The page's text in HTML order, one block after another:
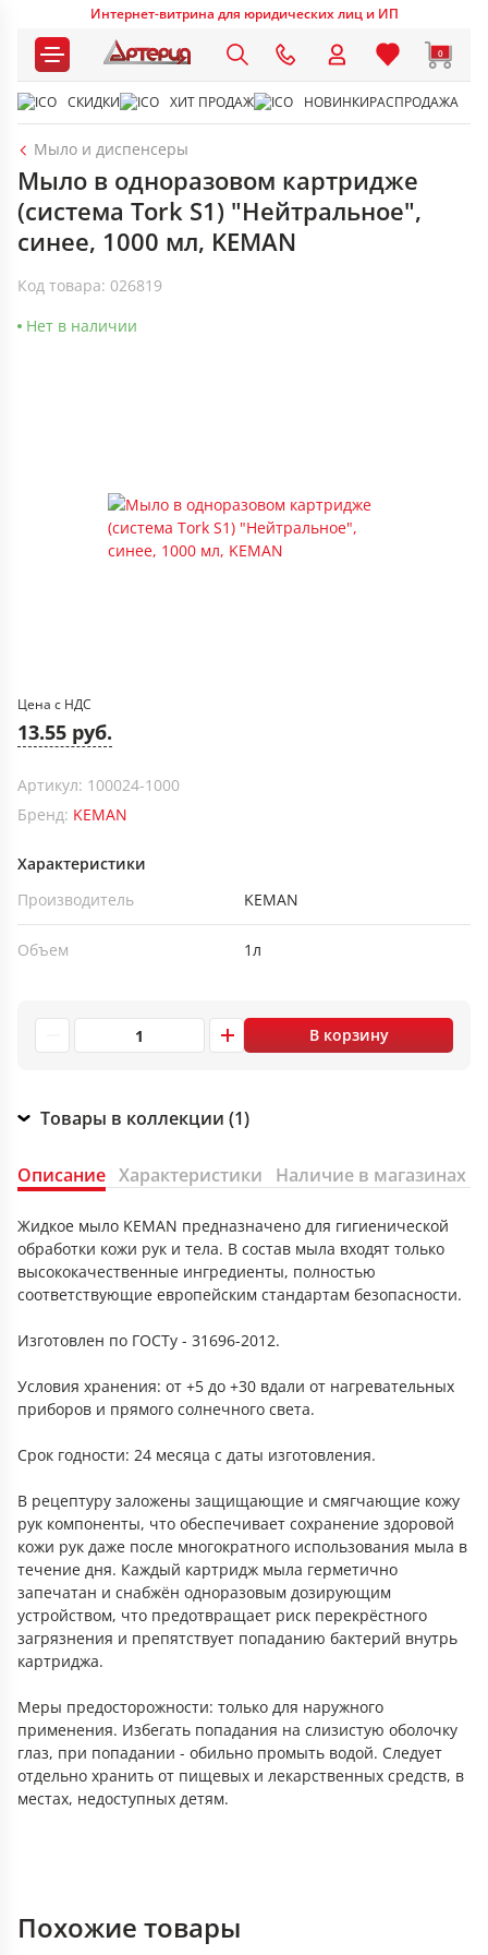
Интернет-витрина для юридических лиц и ИП
0
СКИДКИ ХИТ ПРОДАЖ НОВИНКИРАСПРОДАЖА
Мыло и диспенсеры
Мыло в одноразовом картридже
(система Tork S1) "Нейтральное",
синее, 1000 мл, KEMAN
Код товара: 026819
Нет в наличии
Цена с НДС
13.55 руб.
Артикул: 100024-1000
Бренд: KEMAN
Характеристики
Производитель
KEMAN
Объем 1л
В корзину
Товары в коллекции (1)
Описание Характеристики Наличие в магазинах
Жидкое мыло KEMAN предназначено для гигиенической
обработки кожи рук и тела. В состав мыла входят только
высококачественные ингредиенты, полностью
соответствующие европейским стандартам безопасности.
Изготовлен по ГОСТу - 31696-2012.
Условия хранения: от +5 до +30 вдали от нагревательных
приборов и прямого солнечного света.
Срок годности: 24 месяца с даты изготовления.
В рецептуру заложены защищающие и смягчающие кожу
рук компоненты, что обеспечивает сохранение здоровой
кожи рук даже после многократного использования мыла в
течение дня. Каждый картридж мыла герметично
запечатан и снабжён одноразовым дозирующим
устройством, что предотвращает риск перекрёстного
загрязнения и препятствует попаданию бактерий внутрь
картриджа.
Меры предосторожности: только для наружного
применения. Избегать попадания на слизистую оболочку
глаз, при попадании - обильно промыть водой. Следует
отдельно хранить от пищевых и лекарственных средств, в
местах, недоступных детям.
Похожие товары